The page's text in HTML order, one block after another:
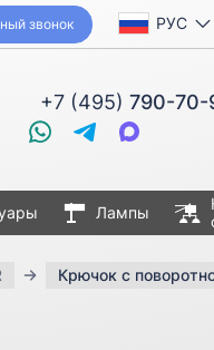
РУС
звонок
+7 (495) 790-70-
Лампы
Крючок с